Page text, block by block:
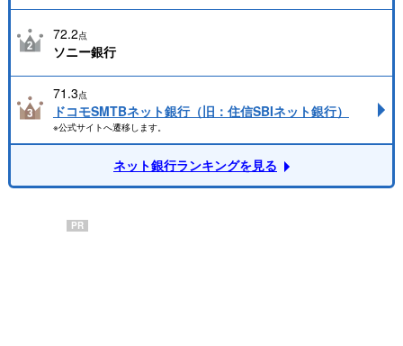
72.2点
ソニー銀行
71.3点
ドコモSMTBネット銀行（旧：住信SBIネット銀行）
※公式サイトへ遷移します。
ネット銀行ランキングを見る
PR